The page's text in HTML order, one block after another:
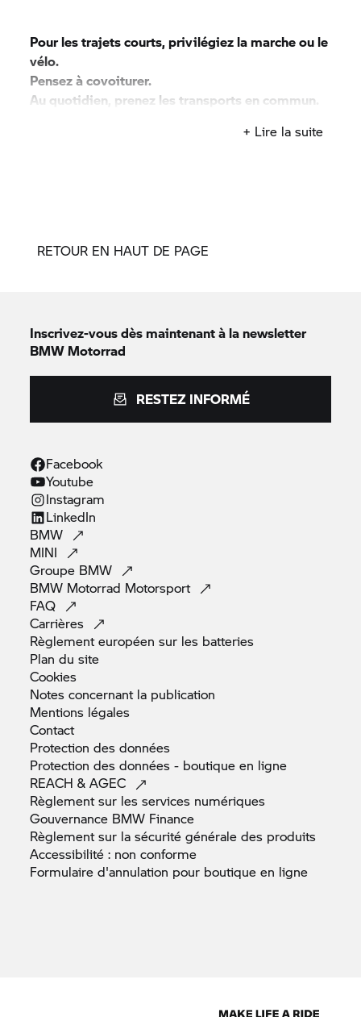
Pour les trajets courts, privilégiez la marche ou le
vélo.
Pensez à covoiturer.
Au quotidien, prenez les transports en commun.
+ Lire la suite
RETOUR EN HAUT DE PAGE
Inscrivez-vous dès maintenant à la newsletter
BMW Motorrad
RESTEZ INFORMÉ
Facebook
Youtube
Instagram
LinkedIn
BMW
MINI
Groupe BMW
BMW Motorrad Motorsport
FAQ
Carrières
Règlement européen sur les batteries
Plan dusite
Cookies
Notes concernant la publication
Mentions légales
Contact
Protection desdonnées
Protection des données - boutique en ligne
REACH &AGEC
Règlement sur les services numériques
Gouvernance BMW Finance
Règlement sur la sécurité générale des produits
Accessibilité : nonconforme
Formulaire d'annulation pour boutique en ligne